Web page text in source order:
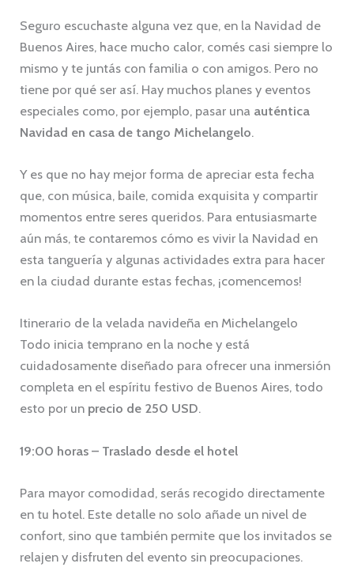
Seguro escuchaste alguna vez que, en la Navidad de
Buenos Aires, hace mucho calor, comés casi siempre lo
mismo y te juntás con familia o con amigos. Pero no
tiene por qué ser así. Hay muchos planes y eventos
especiales como, por ejemplo, pasar una auténtica
Navidad en casa de tango Michelangelo.
Y es que no hay mejor forma de apreciar esta fecha
que, con música, baile, comida exquisita y compartir
momentos entre seres queridos. Para entusiasmarte
aún más, te contaremos cómo es vivir la Navidad en
esta tanguería y algunas actividades extra para hacer
en la ciudad durante estas fechas, ¡comencemos!
Itinerario de la velada navideña en Michelangelo
Todo inicia temprano en la noche y está
cuidadosamente diseñado para ofrecer una inmersión
completa en el espíritu festivo de Buenos Aires, todo
esto por un precio de 250 USD.
19:00 horas – Traslado desde el hotel
Para mayor comodidad, serás recogido directamente
en tu hotel. Este detalle no solo añade un nivel de
confort, sino que también permite que los invitados se
relajen y disfruten del evento sin preocupaciones.